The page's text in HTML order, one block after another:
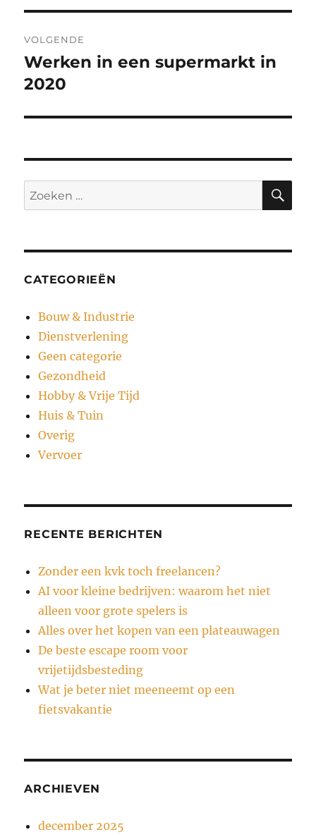
VOLGENDE
Volgend
bericht:
Werken in een supermarkt in
2020
Zoeken
naar:
CATEGORIEËN
Bouw & Industrie
Dienstverlening
Geen categorie
Gezondheid
Hobby & Vrije Tijd
Huis & Tuin
Overig
Vervoer
RECENTE BERICHTEN
Zonder een kvk toch freelancen?
AI voor kleine bedrijven: waarom het niet
alleen voor grote spelers is
Alles over het kopen van een plateauwagen
De beste escape room voor
vrijetijdsbesteding
Wat je beter niet meeneemt op een
fietsvakantie
ARCHIEVEN
december 2025